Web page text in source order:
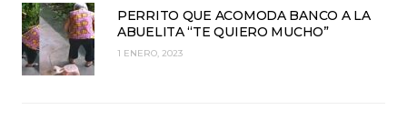
PERRITO QUE ACOMODA BANCO A LA
ABUELITA “TE QUIERO MUCHO”
1 ENERO, 2023